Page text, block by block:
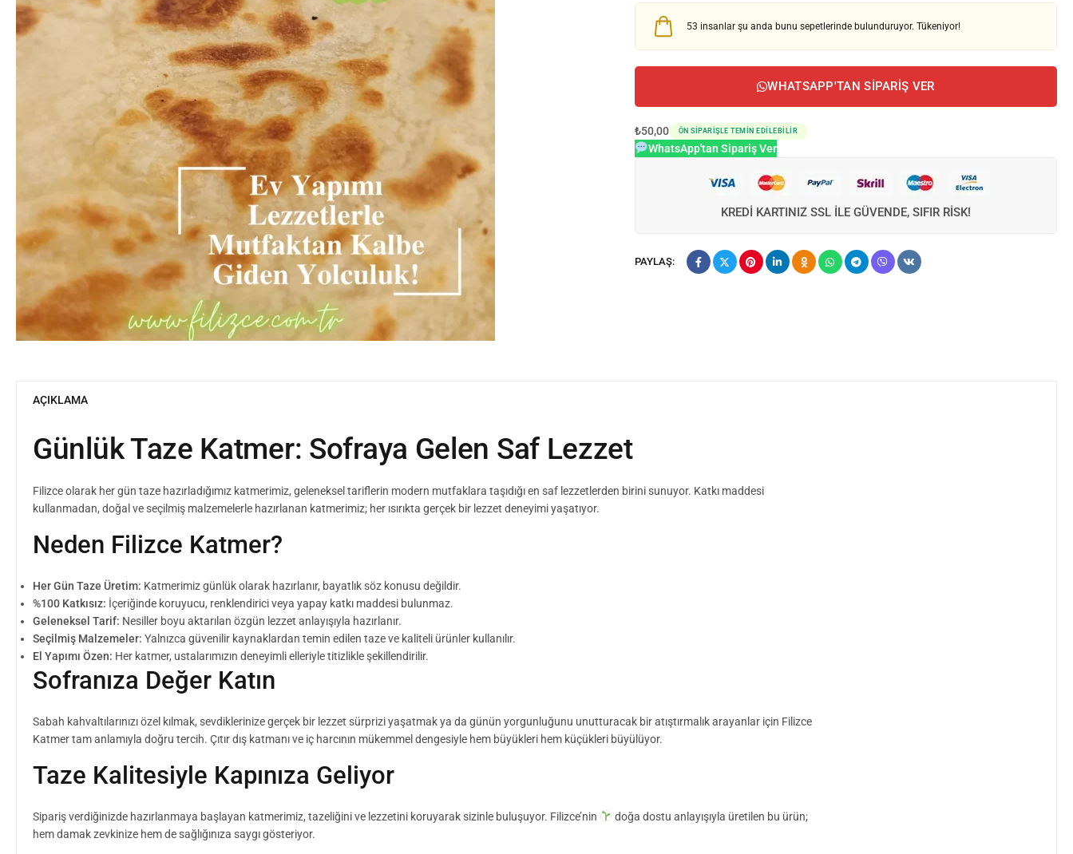
53 insanlar şu anda bunu sepetlerinde bulunduruyor. Tükeniyor!
WHATSAPP'TAN SIPARIŞ VER
₺50,00 ÖN SIPARIŞLE TEMIN EDILEBILIR
WhatsApp'tan Sipariş Ver
KREDI KARTINIZ SSL ILE GÜVENDE, SIFIR RISK!
PAYLAŞ:
AÇIKLAMA
Günlük Taze Katmer: Sofraya Gelen Saf Lezzet
Filizce olarak her gün taze hazırladığımız katmerimiz, geleneksel tariflerin modern mutfaklara taşıdığı en saf lezzetlerden birini sunuyor. Katkı maddesi
kullanmadan, doğal ve seçilmiş malzemelerle hazırlanan katmerimiz; her ısırıkta gerçek bir lezzet deneyimi yaşatıyor.
Neden Filizce Katmer?
Her Gün Taze Üretim: Katmerimiz günlük olarak hazırlanır, bayatlık söz konusu değildir.
%100 Katkısız: İçeriğinde koruyucu, renklendirici veya yapay katkı maddesi bulunmaz.
Geleneksel Tarif: Nesiller boyu aktarılan özgün lezzet anlayışıyla hazırlanır.
Seçilmiş Malzemeler: Yalnızca güvenilir kaynaklardan temin edilen taze ve kaliteli ürünler kullanılır.
El Yapımı Özen: Her katmer, ustalarımızın deneyimli elleriyle titizlikle şekillendirilir.
Sofranıza Değer Katın
Sabah kahvaltılarınızı özel kılmak, sevdiklerinize gerçek bir lezzet sürprizi yaşatmak ya da günün yorgunluğunu unutturacak bir atıştırmalık arayanlar için Filizce
Katmer tam anlamıyla doğru tercih. Çıtır dış katmanı ve iç harcının mükemmel dengesiyle hem büyükleri hem küçükleri büyülüyor.
Taze Kalitesiyle Kapınıza Geliyor
Sipariş verdiğinizde hazırlanmaya başlayan katmerimiz, tazeliğini ve lezzetini koruyarak sizinle buluşuyor. Filizce’nin
doğa dostu anlayışıyla üretilen bu ürün;
hem damak zevkinize hem de sağlığınıza saygı gösteriyor.